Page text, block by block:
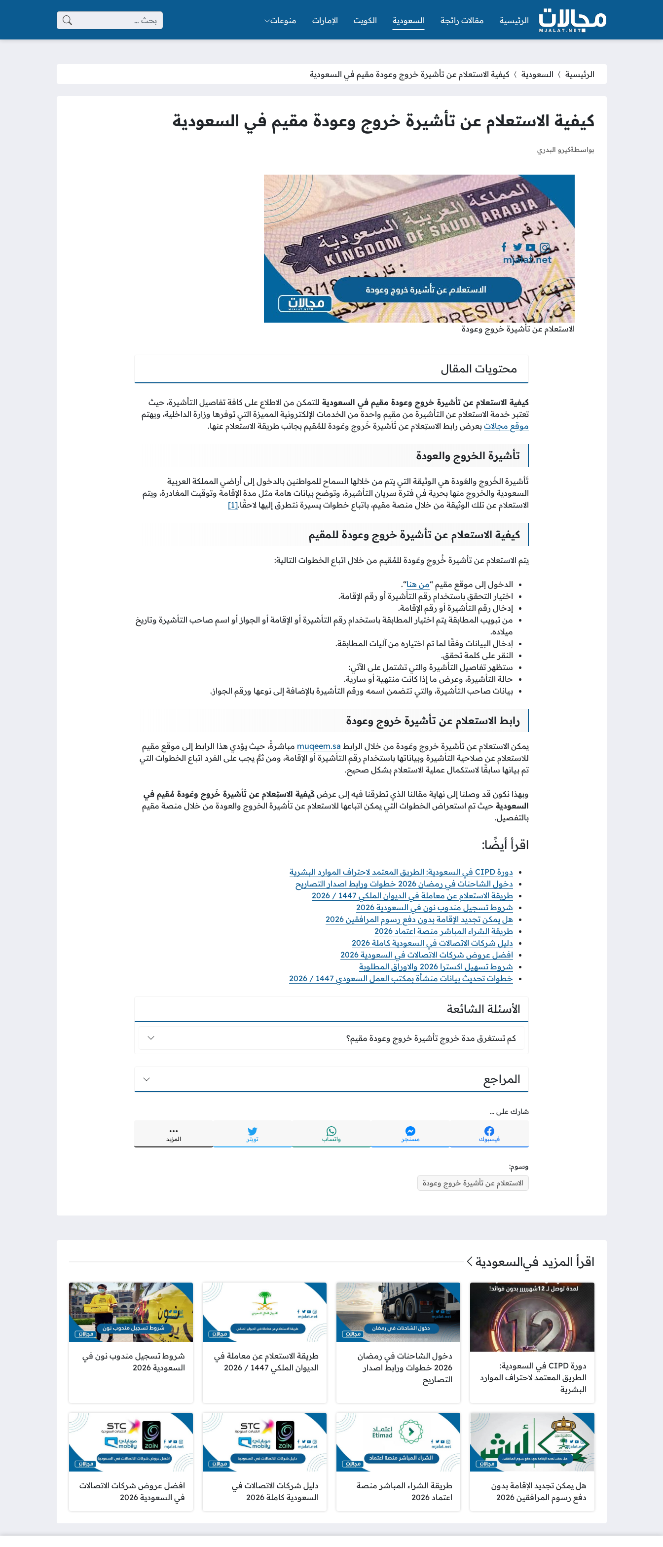
الرئيسية مقالات رائجة السعودية الكويت الإمارات منوعات البحث عن:
الرئيسية السعودية كيفية الاستعلام عن تأشيرة خروج وعودة مقيم في السعودية
كيفية الاستعلام عن تأشيرة خروج وعودة مقيم في السعودية
بواسطةكيرو البدري
الاستعلام عن تأشيرة خروج وعودة
محتويات المقال
كيفية الاستعلام عن تأشيرة خروج وعودة مقيم في السعودية للتمكن من الاطلاع على كافة تفاصيل التأشيرة، حيث
تعتبر خدمة الاستعلام عن التأشيرة من مقيم واحدة من الخدمات الإلكترونية المميزة التي توفرها وزارة الداخلية، ويهتم
موقع مجالات بعرض رابط الاستِعلام عن تَأشيرة خَروج وعَودة للمُقيم بجانب طريقة الاستعلام عنها.
تأشيرة الخروج والعودة
تَأشيرة الخَروج والعَودة هي الوثيقة التي يتم من خلالها السماح للمواطنين بالدخول إلى أراضي المملكة العربية
السعودية والخروج منها بحرية في فترة سريان التأشيرة، وتوضح بيانات هامة مثل مدة الإقامة وتوقيت المغادرة، ويتم
الاستعلام عن تلك الوثيقة من خلال منصة مقيم، باتباع خطوات يسيرة نتطرق إليها لاحقًا.[1]
كيفية الاستعلام عن تأشيرة خروج وعودة للمقيم
يتم الاستعلام عن تأشيرة خُروج وعَودة للمُقيم من خلال اتباع الخطوات التالية:
الدخول إلى موقع مقيم “من هنا“.
اختيار التحقق باستخدام رقم التأشيرة أو رقم الإقامة.
إدخال رقم التأشيرة أو رقم الإقامة.
من تبويب المطابقة يتم اختيار المطابقة باستخدام رقم التأشيرة أو الإقامة أو الجواز أو اسم صاحب التأشيرة وتاريخ
ميلاده.
إدخال البيانات وفقًا لما تم اختياره من آليات المطابقة.
النقر على كلمة تحقق.
ستظهر تفاصيل التأشيرة والتي تشتمل على الآتي:
حالة التأشيرة، وعرض ما إذا كانت منتهية أو سارية.
بيانات صاحب التأشيرة، والتي تتضمن اسمه ورقم التأشيرة بالإضافة إلى نوعها ورقم الجواز.
رابط الاستعلام عن تأشيرة خروج وعودة
يمكن الاستعلام عن تأشيرة خروج وعَودة من خلال الرابط muqeem.sa مباشرةً، حيث يؤدي هذا الرابط إلى موقع مقيم
للاستعلام عن صلاحية التأشيرة وبياناتها باستخدام رقم التأشيرة أو الإقامة، ومن ثمَّ يجب على الفرد اتباع الخطوات التي
تم بيانها سابقًا لاستكمال عملية الاستعلام بشكل صحيح.
وبهذا نكون قد وصلنا إلى نهاية مقالنا الذي تطرقنا فيه إلى عرض كَيفية الاستِعلام عن تَأشيرة خَروج وعَودة مُقيم في
السعودية حيث تم استعراض الخطوات التي يمكن اتباعها للاستعلام عن تأشيرة الخروج والعودة من خلال منصة مقيم
بالتفصيل.
اقرأ أيضًا:
دورة CIPD في السعودية: الطريق المعتمد لاحتراف الموارد البشرية
دخول الشاحنات في رمضان 2026 خطوات ورابط اصدار التصاريح
طريقة الاستعلام عن معاملة في الديوان الملكي 1447 / 2026
شروط تسجيل مندوب نون في السعودية 2026
هل يمكن تجديد الإقامة بدون دفع رسوم المرافقين 2026
طريقة الشراء المباشر منصة اعتماد 2026
دليل شركات الاتصالات في السعودية كاملة 2026
افضل عروض شركات الاتصالات في السعودية 2026
شروط تسهيل اكسترا 2026 والاوراق المطلوبة
خطوات تحديث بيانات منشأة بمكتب العمل السعودي 1447 / 2026
الأسئلة الشائعة
كم تستغرق مدة خروج تأشيرة خروج وعودة مقيم؟
كم تستغرق مدة خروج تأشيرة خروج وعودة مقيم؟
المراجع
شارك على ...
فيسبوك مسنجر واتساب تويتر المزيد
وسوم:
الاستعلام عن تأشيرة خروج وعودة
اقرأ المزيد فيالسعودية
دورة CIPD في السعودية:
الطريق المعتمد لاحتراف الموارد
البشرية
دخول الشاحنات في رمضان
2026 خطوات ورابط اصدار
التصاريح
طريقة الاستعلام عن معاملة في
الديوان الملكي 1447 / 2026
شروط تسجيل مندوب نون في
السعودية 2026
هل يمكن تجديد الإقامة بدون
دفع رسوم المرافقين 2026
طريقة الشراء المباشر منصة
اعتماد 2026
دليل شركات الاتصالات في
السعودية كاملة 2026
افضل عروض شركات الاتصالات
في السعودية 2026